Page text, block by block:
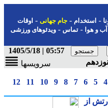
استخدام- جام جهانی-اوقات
هوا-تماس-ویدئوهای ورزشی
05:57 | 1405/5/18
سرویسها
5
6
7
8
9
10
11
12
از